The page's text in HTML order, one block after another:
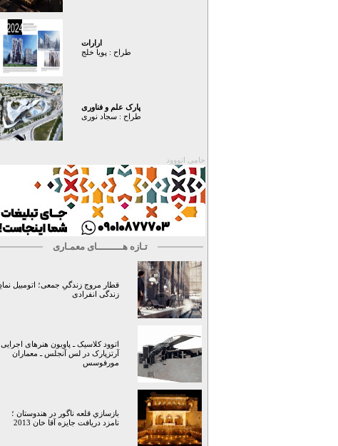
ارارات
طراح : پویا خلج
پارک علم و فناوری
طراح : سجاد نوری
حامی اتووود
تـازه هـــــــــای معمـاری
قطار مروج زندگیِ جمعی؛ اتومبیل نمادِ
زندگی انفرادی
اتوود کلاسیک ـ پاویون هنرهای اجرایی
آرتزپارک در لس آنجلس ـ معماران
مورفوسس
بازسازي قلعه ناگور در هندوستان ؛
نامزد دريافت جايزه آقا خان 2013